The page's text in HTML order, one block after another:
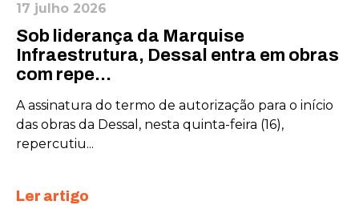
17 julho 2026
Sob liderança da Marquise
Infraestrutura, Dessal entra em obras
com repe...
A assinatura do termo de autorização para o início
das obras da Dessal, nesta quinta-feira (16),
repercutiu...
Ler artigo